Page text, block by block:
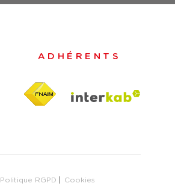
ADHÉRENTS
Politique RGPD Cookies